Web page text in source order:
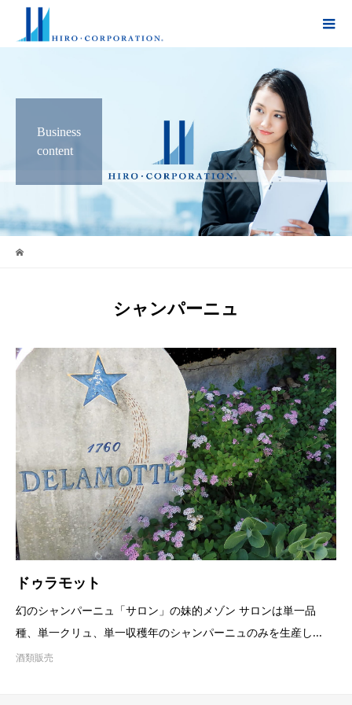
Business
content
シャンパーニュ
ドゥラモット
幻のシャンパーニュ「サロン」の妹的メゾン サロンは単一品
種、単一クリュ、単一収穫年のシャンパーニュのみを生産し...
酒類販売